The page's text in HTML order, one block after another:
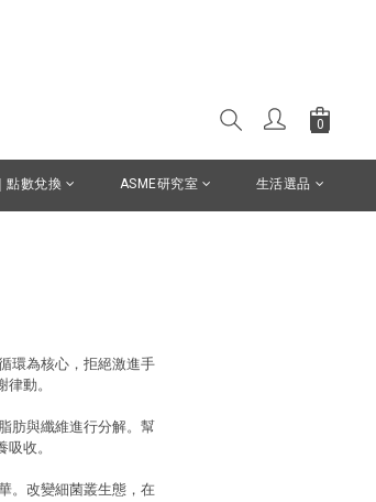
點數兌換 ASME研究室 生活選品
環為核心，拒絕激進手
動。
肪與纖維進行分解。幫
收。
。改變細菌叢生態，在